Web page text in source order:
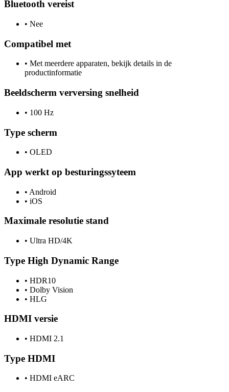
Bluetooth vereist
• Nee
Compatibel met
• Met meerdere apparaten, bekijk details in de
productinformatie
Beeldscherm verversing snelheid
• 100 Hz
Type scherm
• OLED
App werkt op besturingssyteem
• Android
• iOS
Maximale resolutie stand
• Ultra HD/4K
Type High Dynamic Range
• HDR10
• Dolby Vision
• HLG
HDMI versie
• HDMI 2.1
Type HDMI
• HDMI eARC